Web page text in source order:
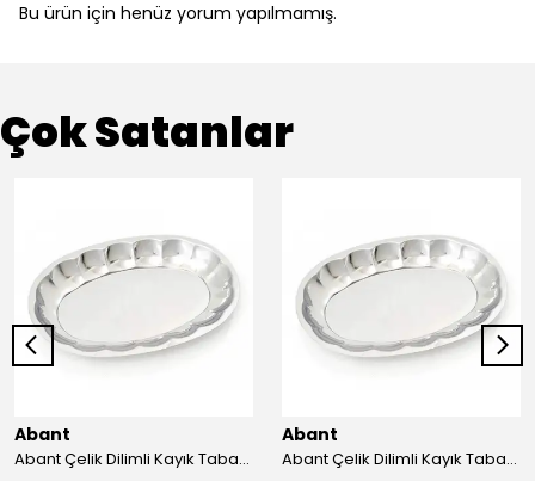
Bu ürün için henüz yorum yapılmamış.
Çok Satanlar
Abant
Abant Çelik Dilimli Kayık Tabak No:1 ; 14x21 cm.
Abant
Abant Çelik Dilimli Kayık Tabak No:2 ; 16,5x24,5 cm.